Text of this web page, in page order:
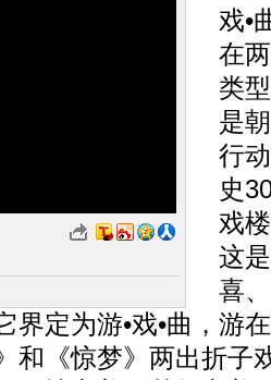
戏•
在
类
是
行
史
戏
这
喜
界定为游•戏•曲，游
和《惊梦》两出折子